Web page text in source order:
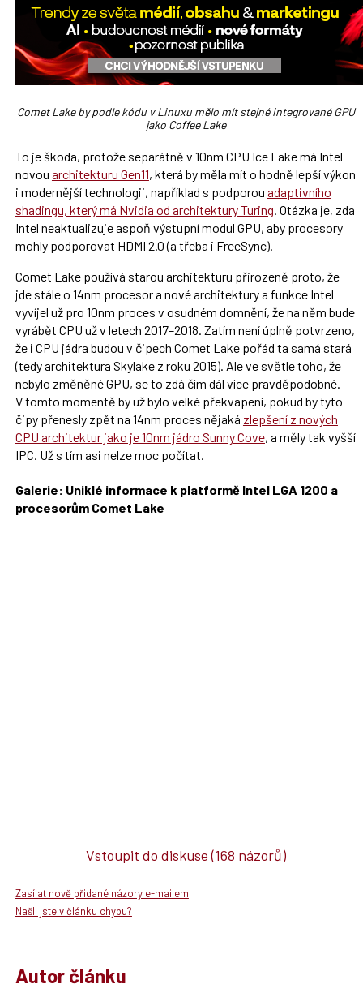
Comet Lake by podle kódu v Linuxu mělo mít stejné integrované GPU
jako Coffee Lake
To je škoda, protože separátně v 10nm CPU Ice Lake má Intel
novou architekturu Gen11, která by měla mít o hodně lepší výkon
i modernější technologii, například s podporou adaptivního
shadingu, který má Nvidia od architektury Turing. Otázka je, zda
Intel neaktualizuje aspoň výstupní modul GPU, aby procesory
mohly podporovat HDMI 2.0 (a třeba i FreeSync).
Comet Lake používá starou architekturu přirozeně proto, že
jde stále o 14nm procesor a nové architektury a funkce Intel
vyvíjel už pro 10nm proces v osudném domnění, že na něm bude
vyrábět CPU už v letech 2017–2018. Zatím není úplně potvrzeno,
že i CPU jádra budou v čipech Comet Lake pořád ta samá stará
(tedy architektura Skylake z roku 2015). Ale ve světle toho, že
nebylo změněné GPU, se to zdá čím dál více pravděpodobné.
V tomto momentě by už bylo velké překvapení, pokud by tyto
čipy přenesly zpět na 14nm proces nějaká zlepšení z nových
CPU architektur jako je 10nm jádro Sunny Cove, a měly tak vyšší
IPC. Už s tím asi nelze moc počítat.
Galerie: Uniklé informace k platformě Intel LGA 1200 a
procesorům Comet Lake
Vstoupit do diskuse(168 názorů)
Zasílat nově přidané názory e-mailem
Našli jste v článku chybu?
Autor článku